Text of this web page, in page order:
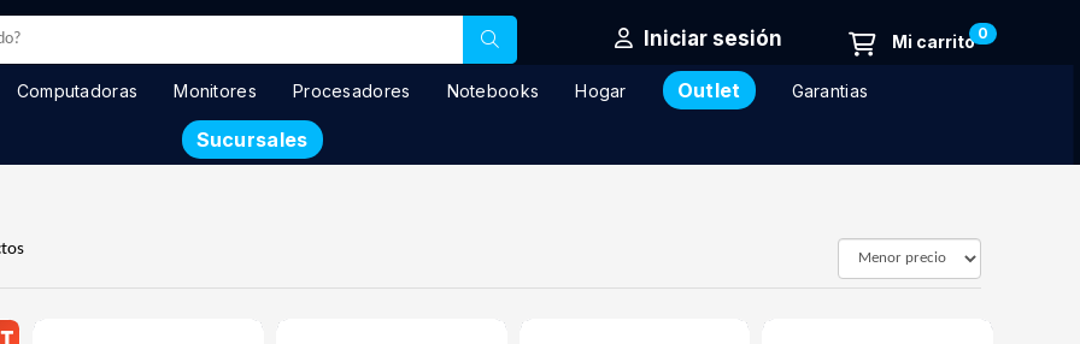
Iniciar sesión 0
Computadoras Monitores Procesadores Notebooks Hogar Outlet Garantias
Sucursales